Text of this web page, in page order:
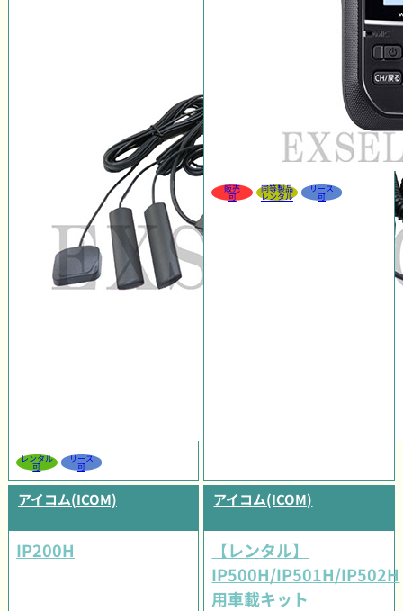
レンタル
可
リース
可
販売
可
同等製品
レンタル
リース
可
アイコム(ICOM)
IP200H
アイコム(ICOM)
【レンタル】
IP500H/IP501H/IP502H
用車載キット